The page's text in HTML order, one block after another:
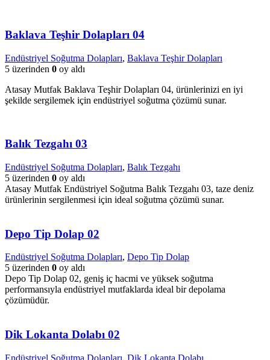
Baklava Teşhir Dolapları 04
Endüstriyel Soğutma Dolapları, Baklava Teşhir Dolapları
5 üzerinden 0 oy aldı
Atasay Mutfak Baklava Teşhir Dolapları 04, ürünlerinizi en iyi
şekilde sergilemek için endüstriyel soğutma çözümü sunar.
Balık Tezgahı 03
Endüstriyel Soğutma Dolapları, Balık Tezgahı
5 üzerinden 0 oy aldı
Atasay Mutfak Endüstriyel Soğutma Balık Tezgahı 03, taze deniz
ürünlerinin sergilenmesi için ideal soğutma çözümü sunar.
Depo Tip Dolap 02
Endüstriyel Soğutma Dolapları, Depo Tip Dolap
5 üzerinden 0 oy aldı
Depo Tip Dolap 02, geniş iç hacmi ve yüksek soğutma
performansıyla endüstriyel mutfaklarda ideal bir depolama
çözümüdür.
Dik Lokanta Dolabı 02
Endüstriyel Soğutma Dolapları, Dik Lokanta Dolabı